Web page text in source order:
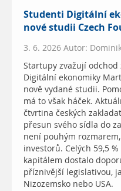
Studenti Digitální
nové studii Czech
3. 6. 2026 Autor:
Startupy zvažují odchod
Digitální ekonomiky
nově vydané studii.
má to však háček.
čtvrtina českých
přesun svého sídla do
není pouhým
investorů. Celých 59,5
kapitálem dostalo
příznivější legislativou,
Nizozemsko nebo USA.